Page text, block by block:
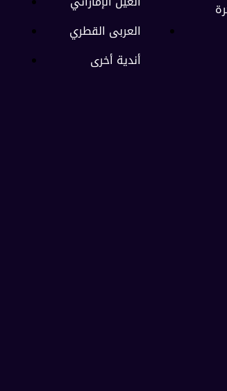
العربى القطري
أندية أخرى